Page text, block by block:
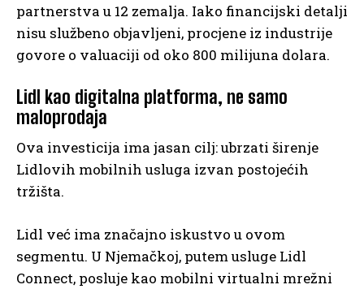
partnerstva u 12 zemalja. Iako financijski detalji
nisu službeno objavljeni, procjene iz industrije
govore o valuaciji od oko 800 milijuna dolara.
Lidl kao digitalna platforma, ne samo
maloprodaja
Ova investicija ima jasan cilj: ubrzati širenje
Lidlovih mobilnih usluga izvan postojećih
tržišta.
Lidl već ima značajno iskustvo u ovom
segmentu. U Njemačkoj, putem usluge Lidl
Connect, posluje kao mobilni virtualni mrežni